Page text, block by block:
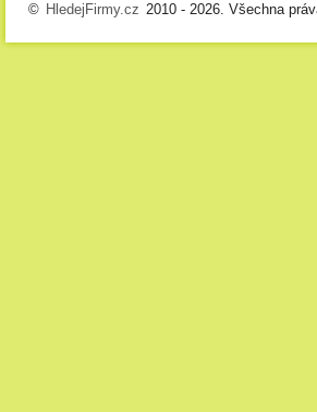
© HledejFirmy.cz 2010 - 2026. Všechna